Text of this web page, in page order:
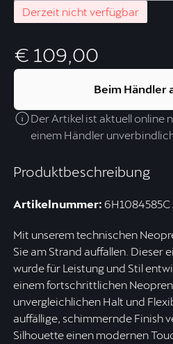
Produktbeschreibung
Artikelnummer: 6H1084585C
Mit unserem technischen
Sie am Strand auffallen. Dieser
wurde für Leistung und Stil
einem fortschrittlichen
unvergleichlichen Halt und
auffällige, schimmernde Finish
Silhouette einen modernen
Derzeit nicht verfügbar
€ 109,00
Beim Händler
Der Artikel ist aktuell online
einem Händler